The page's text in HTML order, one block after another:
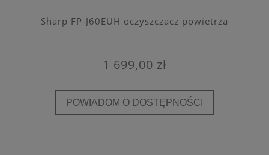
Sharp FP-J60EUH oczyszczacz powietrza
1 699,00 zł
POWIADOM O DOSTĘPNOŚCI